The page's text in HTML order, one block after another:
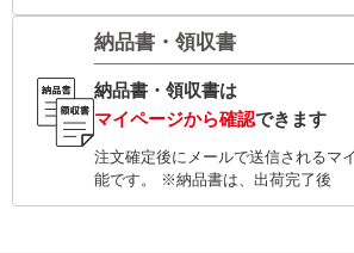
納品書・領収書
納品書・領収書は
マイページから確認できます
注文確定後にメールで送信されるマ
能です。 ※納品書は、出荷完了後